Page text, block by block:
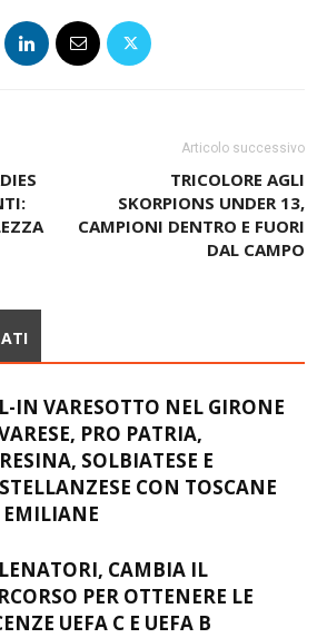
Articolo successivo
TRICOLORE AGLI
SKORPIONS UNDER 13,
CAMPIONI DENTRO E FUORI
DAL CAMPO
IN VARESOTTO NEL GIRONE
PRO PATRIA,
SOLBIATESE E
CON TOSCANE
EMILIANE
CAMBIA IL
PER OTTENERE LE
UEFA C E UEFA B